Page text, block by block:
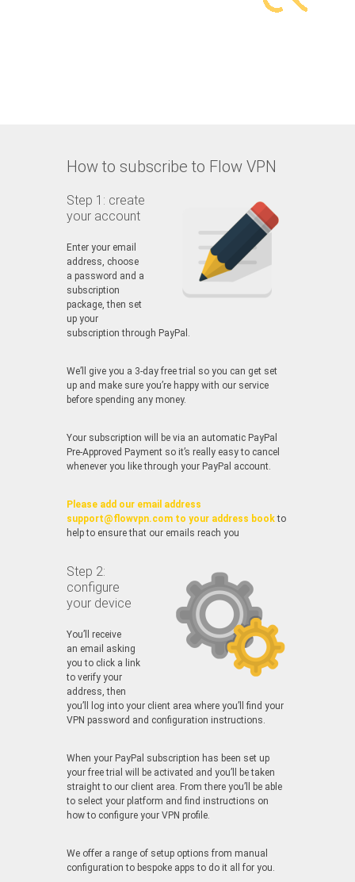
How to subscribe to Flow VPN
Step 1: create
your account
Enter your email
address, choose
a password and a
subscription
package, then set
up your
subscription through PayPal.
We’ll give you a 3-day free trial so you can get set
up and make sure you’re happy with our service
before spending any money.
Your subscription will be via an automatic PayPal
Pre-Approved Payment so it’s really easy to cancel
whenever you like through your PayPal account.
Please add our email address
support@flowvpn.com to your address bookto
help to ensure that our emails reach you
Step 2:
configure
your device
You’ll receive
an email asking
you to click a link
to verify your
address, then
you’ll log into your client area where you’ll find your
VPN password and configuration instructions.
When your PayPal subscription has been set up
your free trial will be activated and you’ll be taken
straight to our client area. From there you’ll be able
to select your platform and find instructions on
how to configure your VPN profile.
We offer a range of setup options from manual
configuration to bespoke apps to do it all for you.